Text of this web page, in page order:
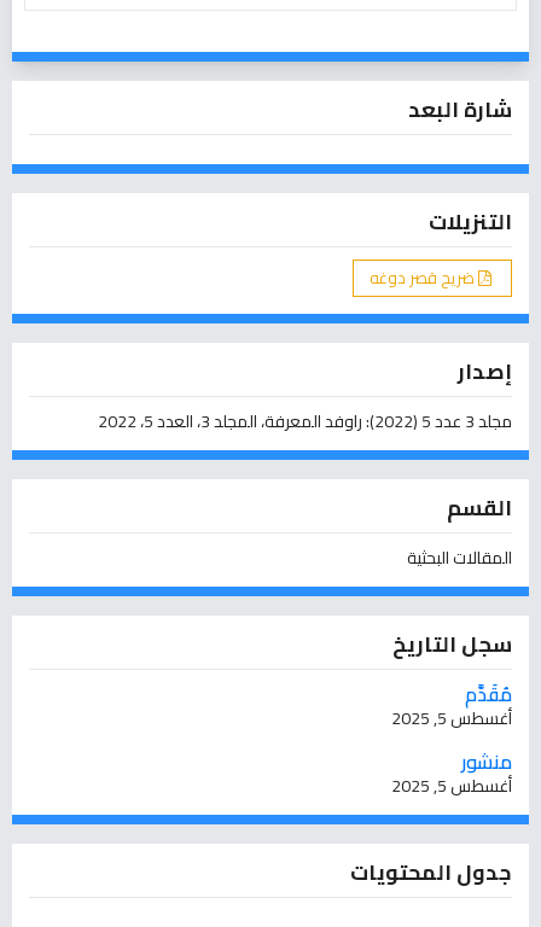
شارة البعد
التنزيلات
ضريح قصر دوغه
إصدار
مجلد 3 عدد 5 (2022): راوفد المعرفة، المجلد 3، العدد 5، 2022
القسم
المقالات البحثية
سجل التاريخ
مُقَدَّم
أغسطس 5, 2025
منشور
أغسطس 5, 2025
جدول المحتويات